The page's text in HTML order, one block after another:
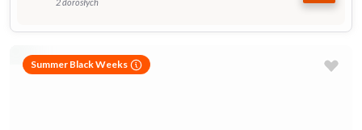
Summer Black Weeks